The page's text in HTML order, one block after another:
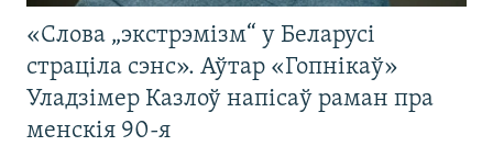
«Слова „экстрэмізм“ у Беларусі
страціла сэнс». Аўтар «Гопнікаў»
Уладзімер Казлоў напісаў раман пра
менскія 90-я